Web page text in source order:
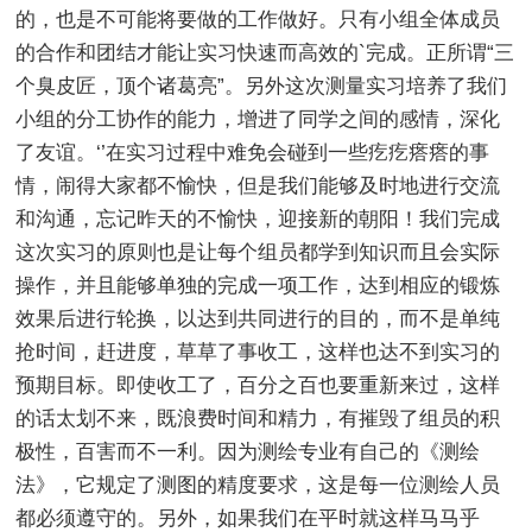
的，也是不可能将要做的工作做好。只有小组全体成员
的合作和团结才能让实习快速而高效的`完成。正所谓“三
个臭皮匠，顶个诸葛亮”。另外这次测量实习培养了我们
小组的分工协作的能力，增进了同学之间的感情，深化
了友谊。‘’在实习过程中难免会碰到一些疙疙瘩瘩的事
情，闹得大家都不愉快，但是我们能够及时地进行交流
和沟通，忘记昨天的不愉快，迎接新的朝阳！我们完成
这次实习的原则也是让每个组员都学到知识而且会实际
操作，并且能够单独的完成一项工作，达到相应的锻炼
效果后进行轮换，以达到共同进行的目的，而不是单纯
抢时间，赶进度，草草了事收工，这样也达不到实习的
预期目标。即使收工了，百分之百也要重新来过，这样
的话太划不来，既浪费时间和精力，有摧毁了组员的积
极性，百害而不一利。因为测绘专业有自己的《测绘
法》，它规定了测图的精度要求，这是每一位测绘人员
都必须遵守的。另外，如果我们在平时就这样马马乎